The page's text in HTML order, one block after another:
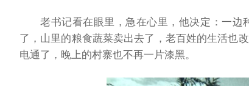
老书记看在眼里，急在心里，他决定：一
了，山里的粮食蔬菜卖出去了，老百姓的生活也改
电通了，晚上的村寨也不再一片漆黑。